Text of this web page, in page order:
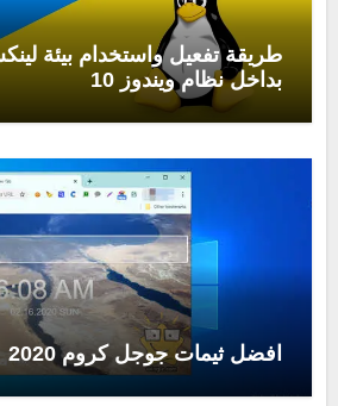
طريقة تفعيل واستخدام بيئة
بداخل نظام ويندوز 10
افضل ثيمات جوجل كروم 2020